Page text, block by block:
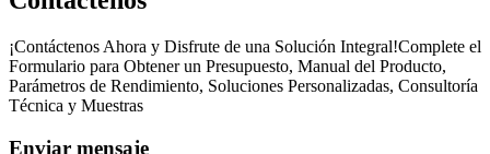
¡Contáctenos Ahora y Disfrute de una Solución Integral!Complete el
Formulario para Obtener un Presupuesto, Manual del Producto,
Parámetros de Rendimiento, Soluciones Personalizadas, Consultoría
Técnica y Muestras
Enviar mensaje